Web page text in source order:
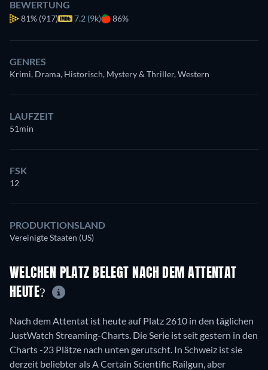
BEWERTUNG
81% (917) 7.2 (9k) 86%
GENRES
Krimi, Drama, Historisch, Mystery & Thriller, Western
LAUFZEIT
51min
FSK
12
PRODUKTIONSLAND
Vereinigte Staaten (US)
WELCHEN PLATZ BELEGT NACH DEM ATTENTAT
HEUTE?
Nach dem Attentat ist heute auf Platz 2610 in den täglichen
JustWatch Streaming-Charts. Die Serie ist seit gestern in den
Charts -23 Plätze nach unten gerutscht. In Schweiz ist sie
derzeit beliebter als A Certain Scientific Railgun, aber